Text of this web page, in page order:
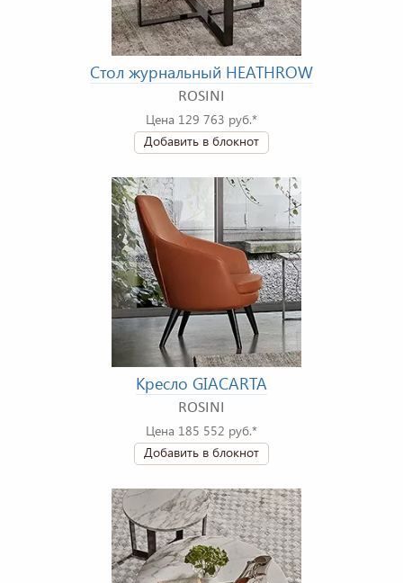
Стол журнальный HEATHROW
ROSINI
Цена 129 763 руб.*
Добавить в блокнот
Кресло GIACARTA
ROSINI
Цена 185 552 руб.*
Добавить в блокнот